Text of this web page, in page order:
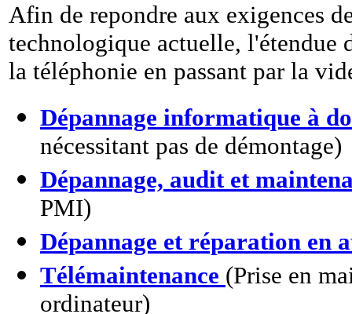
Afin de repondre aux exigences
technologique actuelle, l'étendue
la téléphonie en passant par la
Dépannage informatique à
nécessitant pas de démontage)
Dépannage, audit et
PMI)
Dépannage et réparation en
Télémaintenance (Prise en
ordinateur)